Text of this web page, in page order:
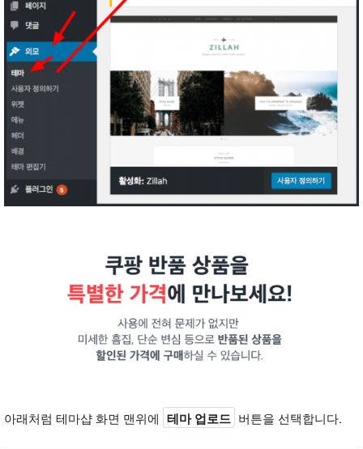
아래처럼 테마샵 화면 맨위에 테마 업로드 버튼을 선택합니다.